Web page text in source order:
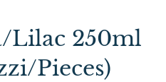
Lilac 250ml
Pieces)